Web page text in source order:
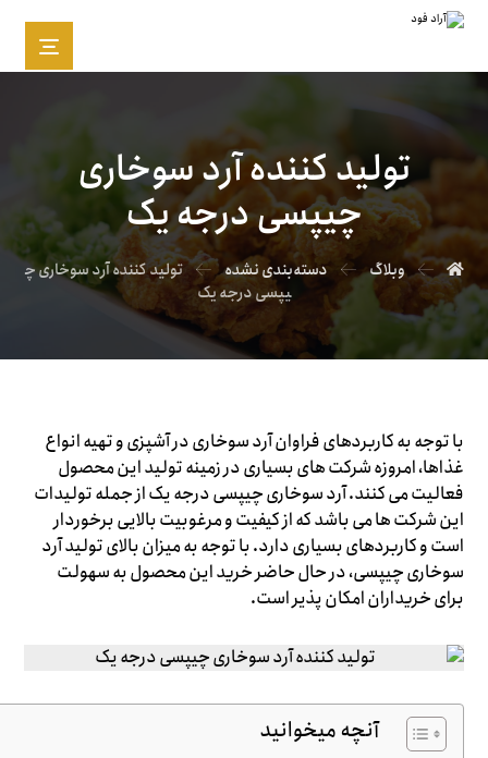
تولید کننده آرد سوخاری
چیپسی درجه یک
وبلاگ دسته‌بندی نشده
تولید کننده آرد سوخاری چ
یپسی درجه یک
با توجه به کاربردهای فراوان آرد سوخاری در آشپزی و تهیه انواع
غذاها، امروزه شرکت های بسیاری در زمینه تولید این محصول
فعالیت می ‌کنند. آرد سوخاری چیپسی درجه یک از جمله تولیدات
این شرکت ها می باشد که از کیفیت و مرغوبیت بالایی برخوردار
است و کاربردهای بسیاری دارد. با توجه به میزان بالای تولید آرد
سوخاری چیپسی، در حال حاضر خرید این محصول به سهولت
برای خریداران امکان پذیر است.
آنچه میخوانید